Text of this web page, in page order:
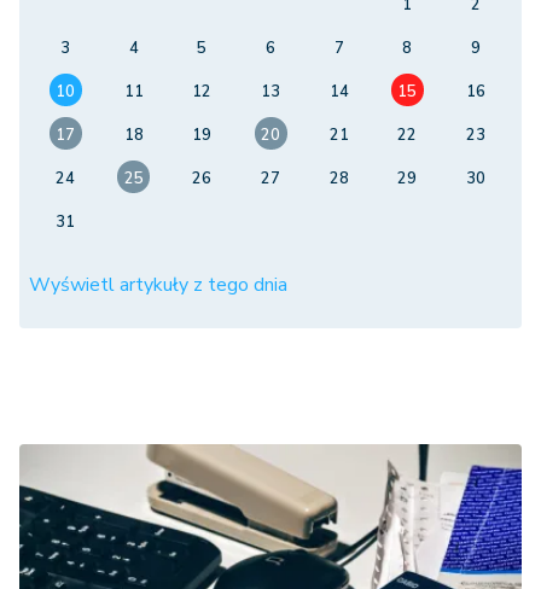
1
2
3
4 5 6 7 8
9
10
11 12 13 14 15
16
17
18 19 20 21 22
23
24
25 26 27 28 29
30
31
Wyświetl artykuły z tego dnia